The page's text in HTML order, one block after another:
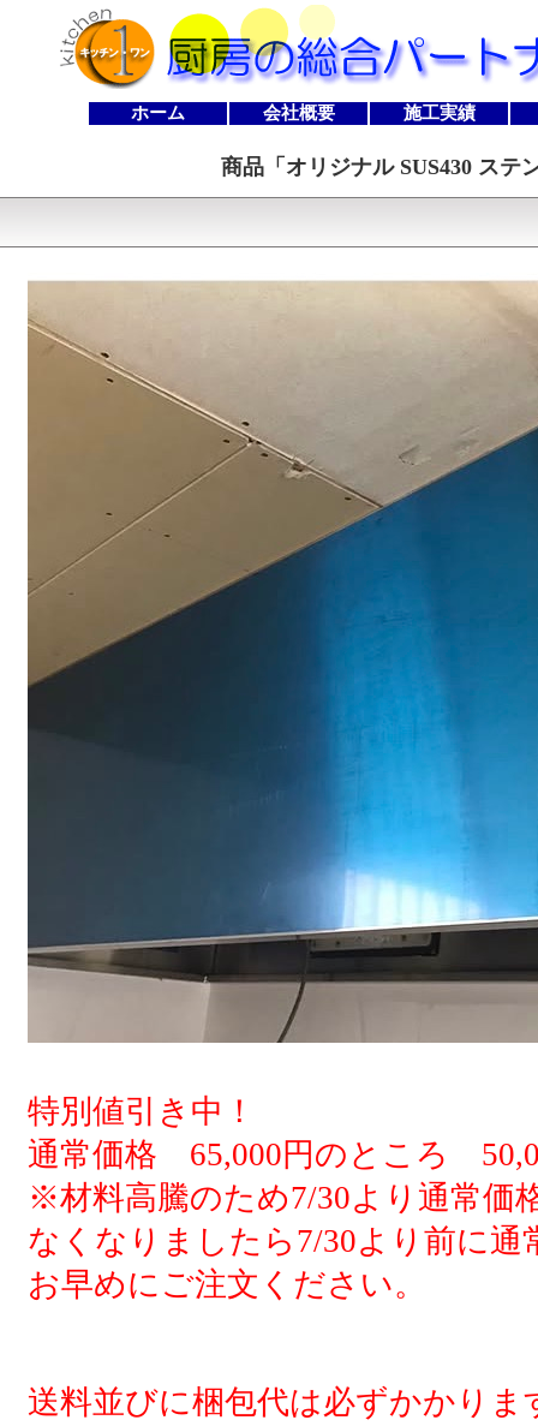
ホーム 会社概要 施工実績
商品「 オリジナル SUS430 ス
特別値引き中！
通常価格 65,000円のところ
※材料高騰のため7/30より通常価
なくなりましたら7/30より前に通
お早めにご注文ください。
送料並びに梱包代は必ずかかり